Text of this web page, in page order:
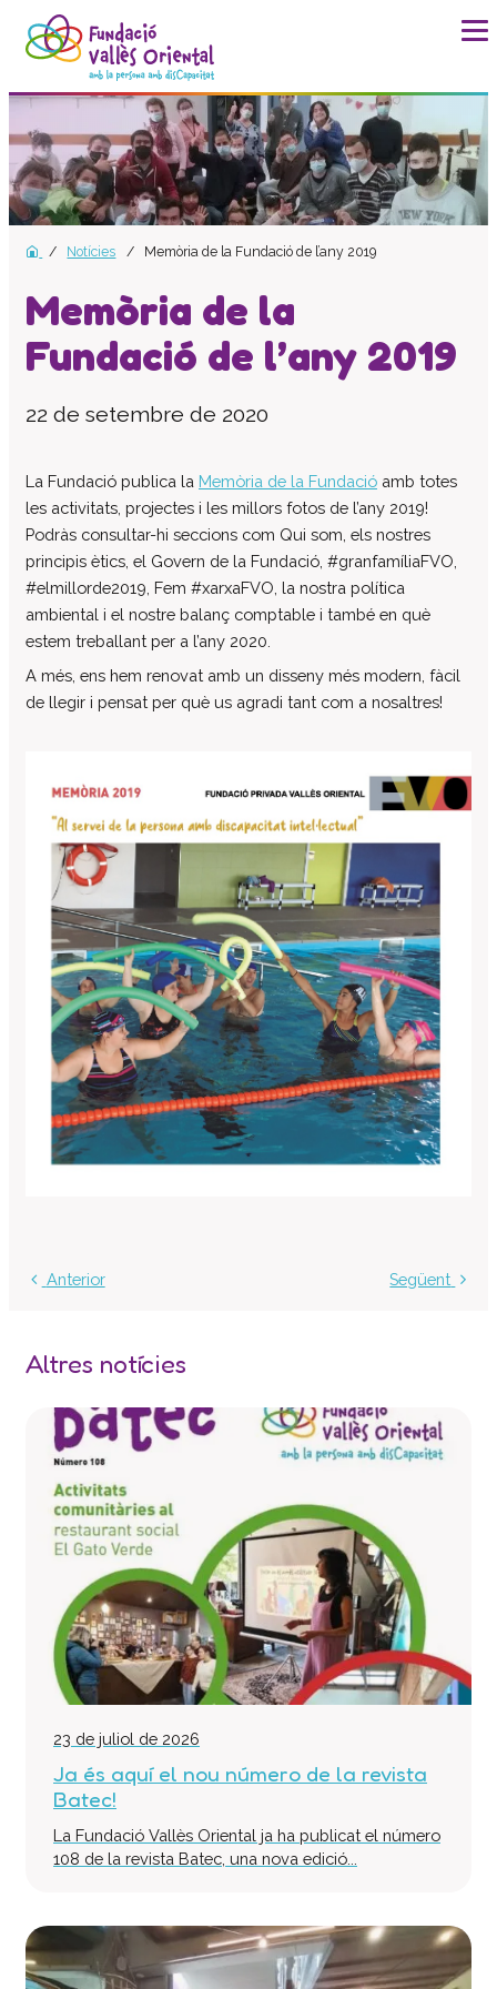
La fundació
Història
Missió, visió i valors
Distincions i entitats
Model de qualitat
Revista Batec
Memòries
Documents
Carta de serveis
Impacte social
El patronat
Organigrama de l’entitat
Informe auditoria comptes anuals
Contractes establerts amb l’administració
publica
Convenis subscrits amb l’administració
pública
Associació de Famílies
Retribucions percebudes pels màxims
responsables de l’entitat
Serveis a persones
Formació
Centre Ocupacional
Residència
Centre d’atenció especialitzada
Servei d’habitatge
Casa Empúries
Edifici de Rehabilitació Funcional
Serveis a empreses
Pràctiques i inserció laboral
Assessorament LGD i RSC
Col·labora
Voluntaris
Donacions
Projectes
Notícies
Contacte
Notícies Memòria de la Fundació de l’any 2019
Memòria de la
Fundació de l’any 2019
22 de setembre de 2020
La Fundació publica la Memòria de la Fundació amb totes
les activitats, projectes i les millors fotos de l’any 2019!
Podràs consultar-hi seccions com Qui som, els nostres
principis ètics, el Govern de la Fundació, #granfamíliaFVO,
#elmillorde2019, Fem #xarxaFVO, la nostra política
ambiental i el nostre balanç comptable i també en què
estem treballant per a l’any 2020.
A més, ens hem renovat amb un disseny més modern, fàcil
de llegir i pensat per què us agradi tant com a nosaltres!
Anterior Següent
Altres notícies
23 de juliol de 2026
Ja és aquí el nou número de la revista
Batec!
La Fundació Vallès Oriental ja ha publicat el número
108 de la revista Batec, una nova edició...